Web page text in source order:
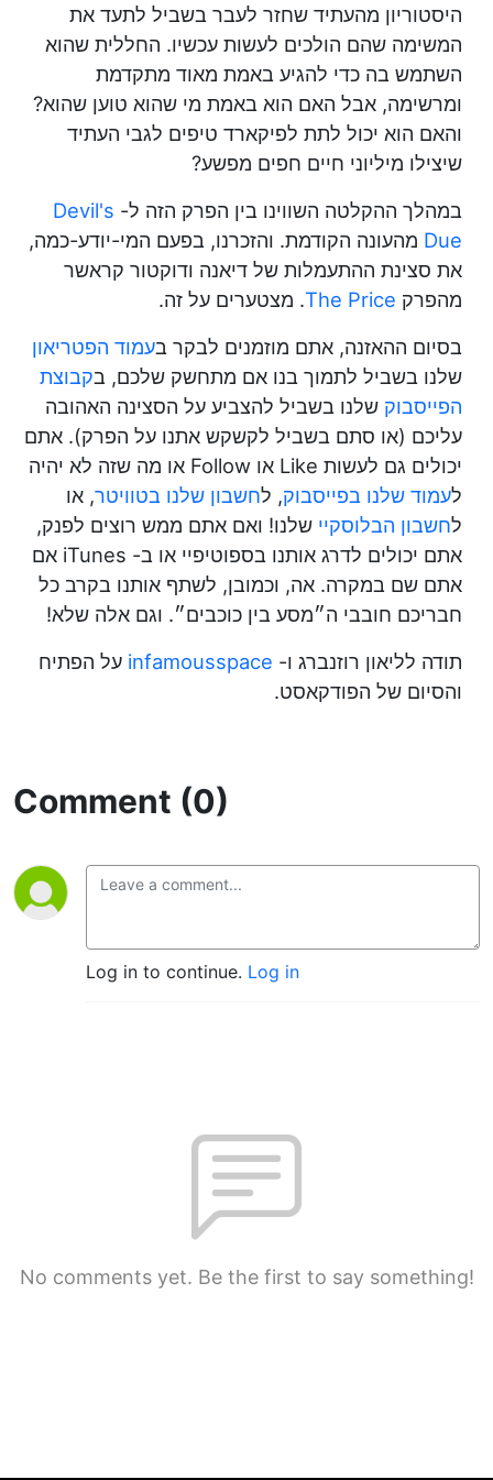
היסטוריון מהעתיד שחזר לעבר בשביל לתעד את
המשימה שהם הולכים לעשות עכשיו. החללית שהוא
השתמש בה כדי להגיע באמת מאוד מתקדמת
ומרשימה, אבל האם הוא באמת מי שהוא טוען שהוא?
והאם הוא יכול לתת לפיקארד טיפים לגבי העתיד
שיצילו מיליוני חיים חפים מפשע?
במהלך ההקלטה השווינו בין הפרק הזה ל- Devil's
Due מהעונה הקודמת. והזכרנו, בפעם המי-יודע-כמה,
את סצינת ההתעמלות של דיאנה ודוקטור קראשר
מהפרק The Price. מצטערים על זה.
בסיום ההאזנה, אתם מוזמנים לבקר בעמוד הפטריאון
שלנו בשביל לתמוך בנו אם מתחשק שלכם, בקבוצת
הפייסבוק שלנו בשביל להצביע על הסצינה האהובה
עליכם (או סתם בשביל לקשקש אתנו על הפרק). אתם
יכולים גם לעשות Like או Follow או מה שזה לא יהיה
לעמוד שלנו בפייסבוק, לחשבון שלנו בטוויטר, או
לחשבון הבלוסקיי שלנו! ואם אתם ממש רוצים לפנק,
אתם יכולים לדרג אותנו בספוטיפיי או ב- iTunes אם
אתם שם במקרה. אה, וכמובן, לשתף אותנו בקרב כל
חבריכם חובבי ה״מסע בין כוכבים״. וגם אלה שלא!
תודה לליאון רוזנברג ו- infamousspace על הפתיח
והסיום של הפודקאסט.
Comment (0)
Log in to continue. Log in
No comments yet. Be the first to say something!